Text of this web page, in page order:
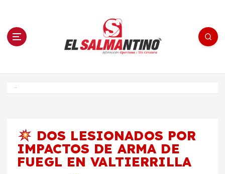
n El Salmantino - medios/noticias/editorial
DOS LESIONADOS POR
IMPACTOS DE ARMA DE
FUEGL EN VALTIERRILLA